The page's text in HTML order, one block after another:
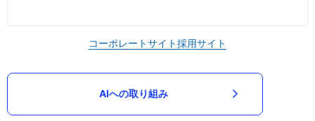
コーポレートサイト採用サイト
AIへの取り組み